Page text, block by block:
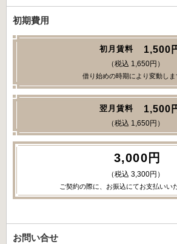
初期費用
初月賃料 1,500
（税込 1,650円）
借り始めの時期により変動しま
翌月賃料 1,500
（税込 1,650円）
3,000円
（税込 3,300円）
ご契約の際に、お振込にてお支払いい
お問い合せ